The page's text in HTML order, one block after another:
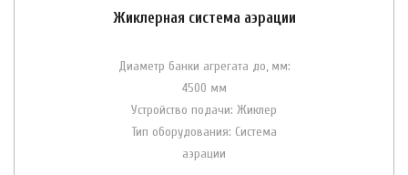
Жиклерная система аэрации
Диаметр банки агрегата до, мм:
4500 мм
Устройство подачи: Жиклер
Тип оборудования: Система
аэрации